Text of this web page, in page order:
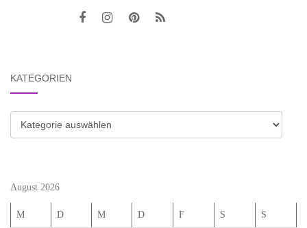
KATEGORIEN
Kategorien
August 2026
M D M D F S S